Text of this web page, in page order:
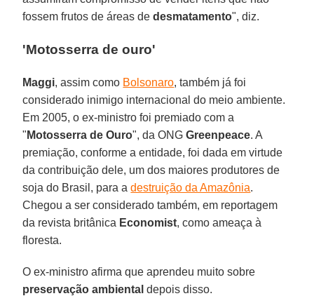
fossem frutos de áreas dedesmatamento", diz.
'Motosserra de ouro'
Maggi, assim como Bolsonaro, também já foi
considerado inimigo internacional do meio ambiente.
Em 2005, o ex-ministro foi premiado com a
" Motosserra de Ouro", da ONGGreenpeace. A
premiação, conforme a entidade, foi dada em virtude
da contribuição dele, um dos maiores produtores de
soja do Brasil, para adestruição da Amazônia.
Chegou a ser considerado também, em reportagem
da revista britânica Economist, como ameaça à
floresta.
O ex-ministro afirma que aprendeu muito sobre
preservação ambiental depois disso.